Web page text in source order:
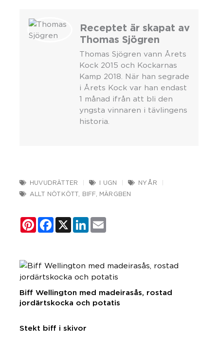
Receptet är skapat av
Thomas Sjögren
Thomas Sjögren vann Årets
Kock 2015 och Kockarnas
Kamp 2018. När han segrade
i Årets Kock var han endast
1 månad ifrån att bli den
yngsta vinnaren i tävlingens
historia.
HUVUDRÄTTER I UGN
NYÅR
ALLT NÖTKÖTT
BIFF, MÄRGBEN
PinterestFacebook
X LinkedIn
Biff Wellington med madeirasås, rostad
jordärtskocka och potatis
Stekt biff i skivor